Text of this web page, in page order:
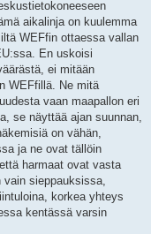
aikalinja on kuulemma
WEFfin ottaessa vallan
En uskoisi
ei mitään
WEFfillä. Ne mitä
vaan maapallon eri
se näyttää ajan suunnan,
on vähän,
ja ne ovat tällöin
harmaat ovat vasta
vain sieppauksissa,
korkea yhteys
kentässä varsin